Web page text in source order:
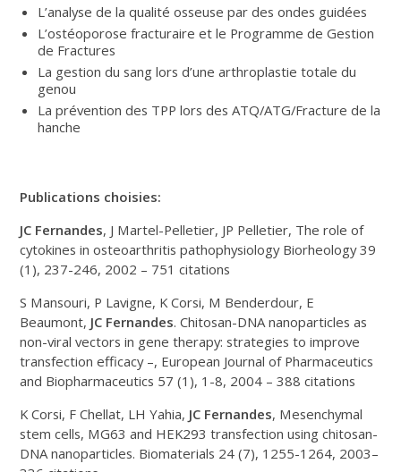
L’analyse de la qualité osseuse par des ondes guidées
L’ostéoporose fracturaire et le Programme de Gestion
de Fractures
La gestion du sang lors d’une arthroplastie totale du
genou
La prévention des TPP lors des ATQ/ATG/Fracture de la
hanche
Publications choisies:
JC Fernandes, J Martel-Pelletier, JP Pelletier, The role of
cytokines in osteoarthritis pathophysiology Biorheology 39
(1), 237-246, 2002 – 751 citations
S Mansouri, P Lavigne, K Corsi, M Benderdour, E
Beaumont, JC Fernandes. Chitosan-DNA nanoparticles as
non-viral vectors in gene therapy: strategies to improve
transfection efficacy –, European Journal of Pharmaceutics
and Biopharmaceutics 57 (1), 1-8, 2004 – 388 citations
K Corsi, F Chellat, LH Yahia, JC Fernandes, Mesenchymal
stem cells, MG63 and HEK293 transfection using chitosan-
DNA nanoparticles. Biomaterials 24 (7), 1255-1264, 2003–